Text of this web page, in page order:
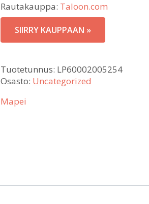
Rautakauppa: Taloon.com
SIIRRY KAUPPAAN »
Tuotetunnus: LP60002005254
Osasto: Uncategorized
Mapei